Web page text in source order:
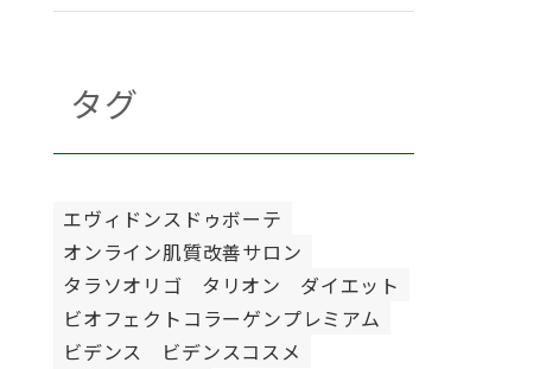
タグ
エヴィドンスドゥボーテ
オンライン肌質改善サロン
タラソオリゴ
タリオン
ダイエット
ビオフェクトコラーゲンプレミアム
ビデンス
ビデンスコスメ